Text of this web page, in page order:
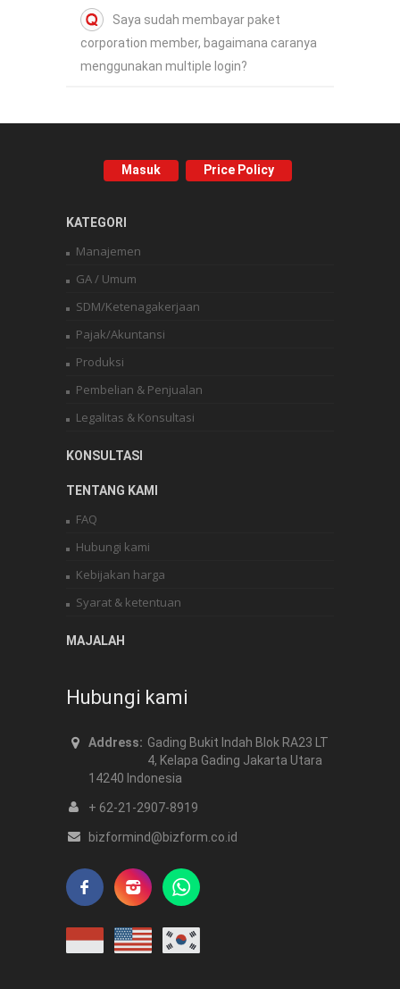
Saya sudah membayar paket
corporation member, bagaimana caranya
menggunakan multiple login?
Masuk Price Policy
KATEGORI
Manajemen
GA / Umum
SDM/Ketenagakerjaan
Pajak/Akuntansi
Produksi
Pembelian & Penjualan
Legalitas & Konsultasi
KONSULTASI
TENTANG KAMI
FAQ
Hubungi kami
Kebijakan harga
Syarat & ketentuan
MAJALAH
Hubungi kami
Address: Gading Bukit Indah Blok RA23 LT
4, Kelapa Gading Jakarta Utara
14240 Indonesia
+ 62-21-2907-8919
bizformind@bizform.co.id